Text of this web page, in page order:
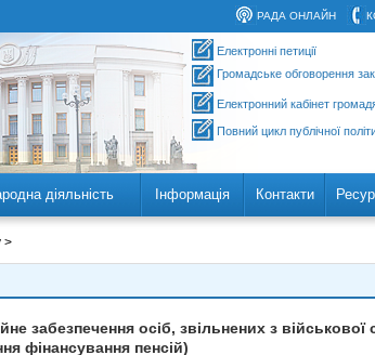
РАДА ОНЛАЙН
Електронні петиції
Громадське обговорення
Електронний кабінет
Повний цикл публічної
діяльність Інформація Контакти
>
забезпечення осіб, звільнених з військової
фінансування пенсій)